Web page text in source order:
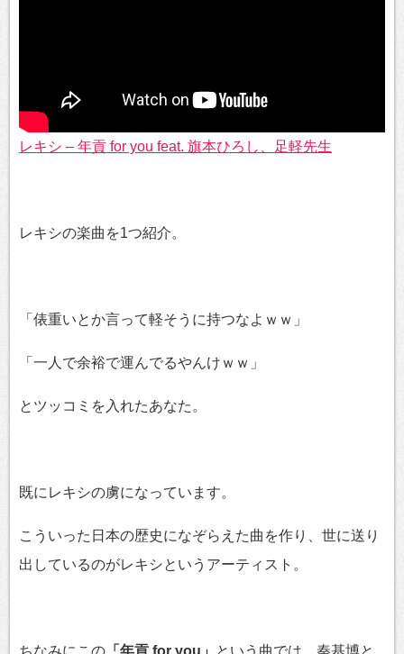
レキシ – 年貢 for you feat. 旗本ひろし、足軽先生
レキシの楽曲を1つ紹介。
「俵重いとか言って軽そうに持つなよｗｗ」
「一人で余裕で運んでるやんけｗｗ」
とツッコミを入れたあなた。
既にレキシの虜になっています。
こういった日本の歴史になぞらえた曲を作り、世に送り
出しているのがレキシというアーティスト。
ちなみにこの 「年貢 for you」 という曲では、秦基博と